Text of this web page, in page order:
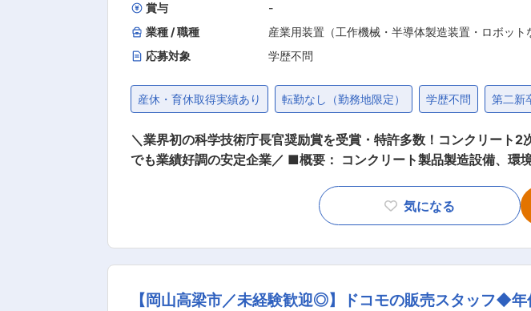
賞与
-
業種 / 職種
産業用装置（工作機械・半導体製造装置・ロボット
応募対象
学歴不問
産休・育休取得実績あり 転勤なし（勤務地限定） 学歴不問 第二新
＼業界初の科学技術庁長官奨励賞を受賞・特許多数！コンクリート
でも業績好調の安定企業／ ■概要： コンクリート製品製造設備、環
グ装置）・ミキサーなどの組み立てをします。設計から出荷までの
労働省から労務管理が徹底されている事を理由に『若者応援宣言
気になる
【岡山高梁市／未経験歓迎◎】ドコモの販売スタッフ◆